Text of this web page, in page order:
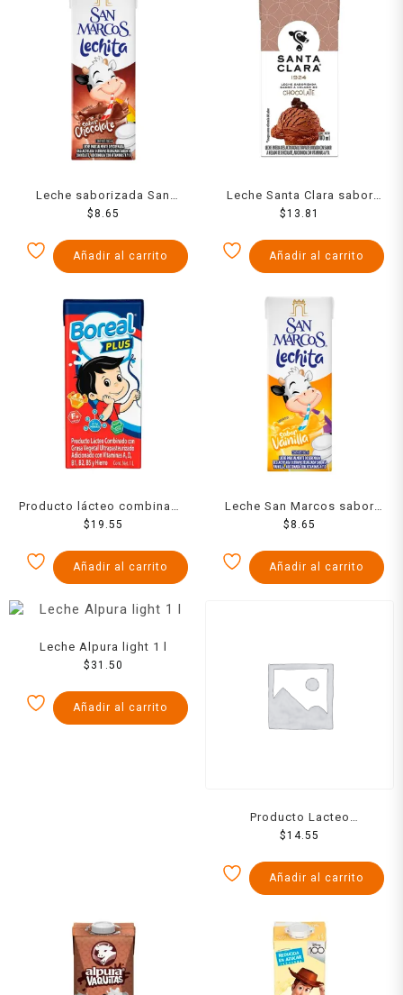
Leche saborizada San
Marcos chocolate 180 ml
$ 8.65
Añadir al carrito
Leche Santa Clara sabor
helado de chocolate 180 ml
$13.81
Añadir al carrito
Producto lácteo combinado
Boreal Plus entera de 1 l
$19.55
Añadir al carrito
Leche San Marcos sabor
vainilla 180 ml
$ 8.65
Añadir al carrito
Leche Alpura light 1 l
$ 31.50
Añadir al carrito
Producto Lacteo
Combinado Por Salud 900
$14.55
Añadir al carrito